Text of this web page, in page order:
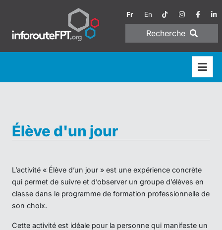
Fr En
Recherche
Élève d'un jour
L’activité « Élève d’un jour » est une expérience concrète
qui permet de suivre et d’observer un groupe d’élèves en
classe dans le programme de formation professionnelle de
son choix.
Cette activité est idéale pour la personne qui manifeste un